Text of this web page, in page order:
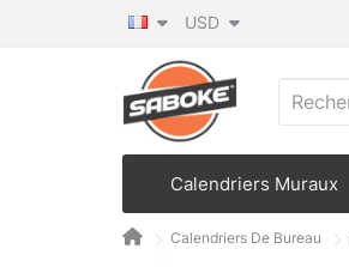
USD
Calendriers Muraux
Calendriers De Bureau